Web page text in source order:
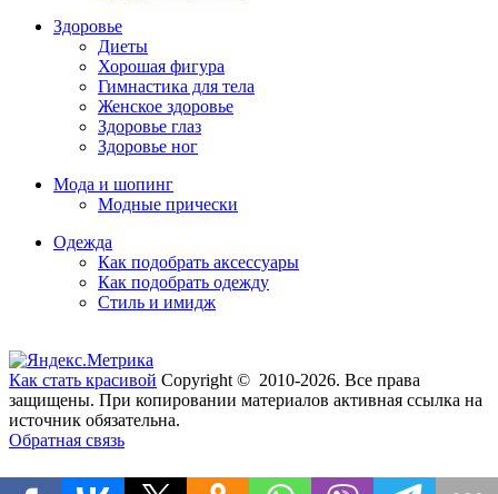
Здоровье
Диеты
Хорошая фигура
Гимнастика для тела
Женское здоровье
Здоровье глаз
Здоровье ног
Мода и шопинг
Модные прически
Одежда
Как подобрать аксессуары
Как подобрать одежду
Стиль и имидж
Как стать красивой Copyright © 2010-2026. Все права
защищены. При копировании материалов активная ссылка на
источник обязательна.
Обратная связь